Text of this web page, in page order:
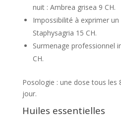
nuit : Ambrea grisea 9 CH.
Impossibilité à exprimer
Staphysagria 15 CH.
Surmenage professionnel
CH.
Posologie : une dose tous les
jour.
Huiles essentielles